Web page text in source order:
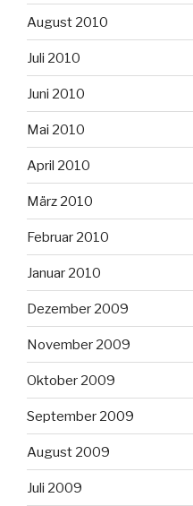
August 2010
Juli 2010
Juni 2010
Mai 2010
April 2010
März 2010
Februar 2010
Januar 2010
Dezember 2009
November 2009
Oktober 2009
September 2009
August 2009
Juli 2009